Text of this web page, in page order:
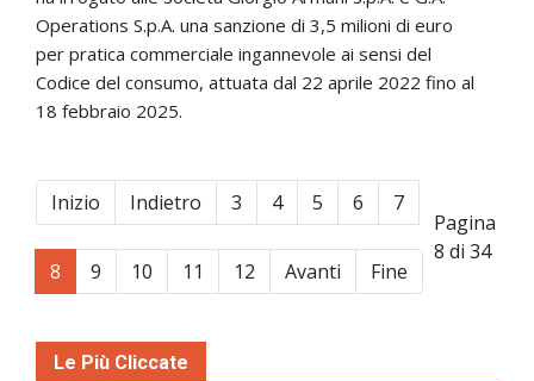
Operations S.p.A. una sanzione di 3,5 milioni di euro
per pratica commerciale ingannevole ai sensi del
Codice del consumo, attuata dal 22 aprile 2022 fino al
18 febbraio 2025.
Inizio Indietro 3 4 5 6 7
8 9 10 11 12 Avanti Fine
Pagina
8 di 34
Le Più Cliccate